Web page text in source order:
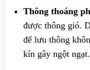
Thông thoáng
được thông gió.
để lưu thông
kín gây ngột ngạt.